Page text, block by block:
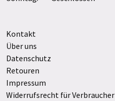
Kontakt
Über uns
Datenschutz
Retouren
Impressum
Widerrufsrecht für Verbraucher